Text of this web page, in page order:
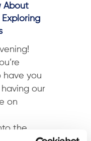
About
have you
our
on
the